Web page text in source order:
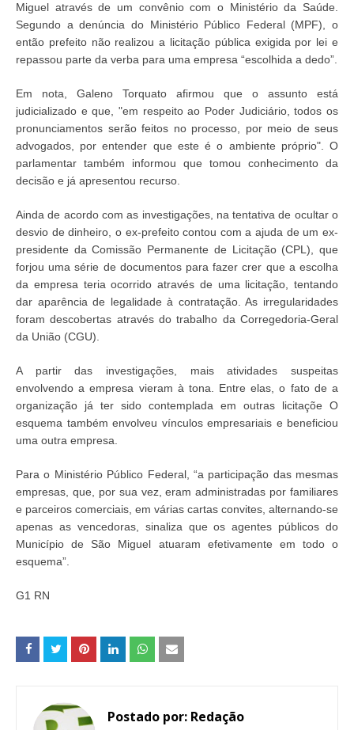
Miguel através de um convênio com o Ministério da Saúde.
Segundo a denúncia do Ministério Público Federal (MPF), o
então prefeito não realizou a licitação pública exigida por lei e
repassou parte da verba para uma empresa “escolhida a dedo”.
Em nota, Galeno Torquato afirmou que o assunto está
judicializado e que, "em respeito ao Poder Judiciário, todos os
pronunciamentos serão feitos no processo, por meio de seus
advogados, por entender que este é o ambiente próprio". O
parlamentar também informou que tomou conhecimento da
decisão e já apresentou recurso.
Ainda de acordo com as investigações, na tentativa de ocultar o
desvio de dinheiro, o ex-prefeito contou com a ajuda de um ex-
presidente da Comissão Permanente de Licitação (CPL), que
forjou uma série de documentos para fazer crer que a escolha
da empresa teria ocorrido através de uma licitação, tentando
dar aparência de legalidade à contratação. As irregularidades
foram descobertas através do trabalho da Corregedoria-Geral
da União (CGU).
A partir das investigações, mais atividades suspeitas
envolvendo a empresa vieram à tona. Entre elas, o fato de a
organização já ter sido contemplada em outras licitaçõe O
esquema também envolveu vínculos empresariais e beneficiou
uma outra empresa.
Para o Ministério Público Federal, “a participação das mesmas
empresas, que, por sua vez, eram administradas por familiares
e parceiros comerciais, em várias cartas convites, alternando-se
apenas as vencedoras, sinaliza que os agentes públicos do
Município de São Miguel atuaram efetivamente em todo o
esquema”.
G1 RN
Postado por: Redação